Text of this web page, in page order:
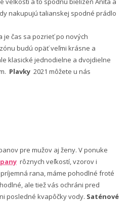
nakupujú talianskej spodné prádlo
je čas sa pozrieť po nových
budú opäť veľmi krásne a
klasické jednodielne a dvojdielne
Plavky 2021 môžete u nás
pre mužov aj ženy. V ponuke
rôznych veľkostí, vzorov i
rana, máme pohodlné froté
ale tiež vás ochráni pred
posledné kvapôčky vody. Saténové